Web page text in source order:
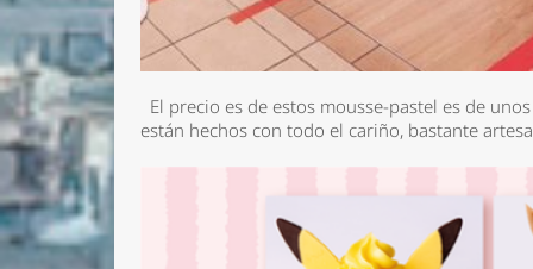
El precio es de estos mousse-pastel es de
están hechos con todo el cariño, bastante